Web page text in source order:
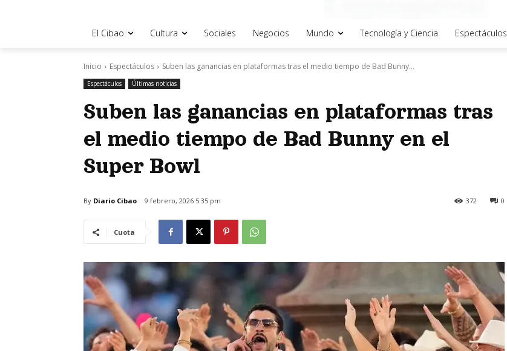
El Cibao Cultura Sociales Negocios Mundo Tecnología y Ciencia Espectáculos
Inicio Espectáculos Suben las ganancias en plataformas tras el medio tiempo de Bad Bunny...
Espectáculos Últimas noticias
Suben las ganancias en plataformas tras
el medio tiempo de Bad Bunny en el
Super Bowl
By Diario Cibao 9 febrero, 2026 5:35 pm 0
372
Cuota